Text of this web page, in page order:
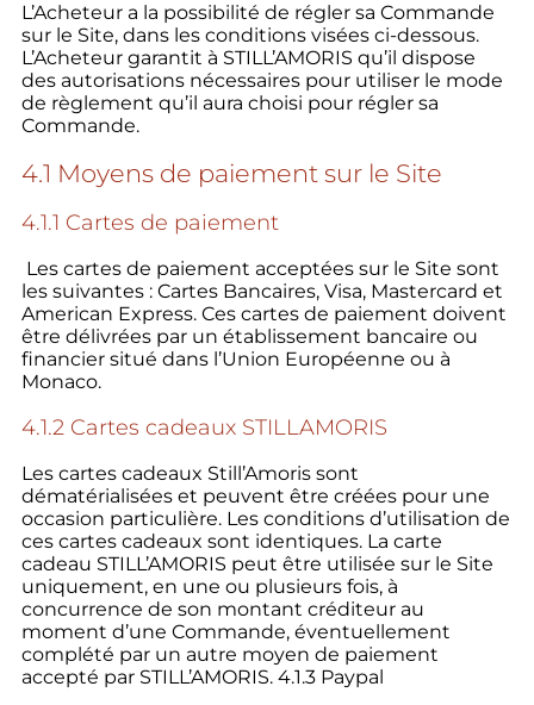
L’Acheteur a la possibilité de régler sa Commande
sur le Site, dans les conditions visées ci-dessous.
L’Acheteur garantit à STILL’AMORIS qu’il dispose
des autorisations nécessaires pour utiliser le mode
de règlement qu’il aura choisi pour régler sa
Commande.
4.1 Moyens de paiement sur le Site
4.1.1 Cartes de paiement
Les cartes de paiement acceptées sur le Site sont
les suivantes : Cartes Bancaires, Visa, Mastercard et
American Express. Ces cartes de paiement doivent
être délivrées par un établissement bancaire ou
financier situé dans l’Union Européenne ou à
Monaco.
4.1.2 Cartes cadeaux STILLAMORIS
Les cartes cadeaux Still’Amoris sont
dématérialisées et peuvent être créées pour une
occasion particulière. Les conditions d’utilisation de
ces cartes cadeaux sont identiques. La carte
cadeau STILL’AMORIS peut être utilisée sur le Site
uniquement, en une ou plusieurs fois, à
concurrence de son montant créditeur au
moment d’une Commande, éventuellement
complété par un autre moyen de paiement
accepté par STILL’AMORIS. 4.1.3 Paypal